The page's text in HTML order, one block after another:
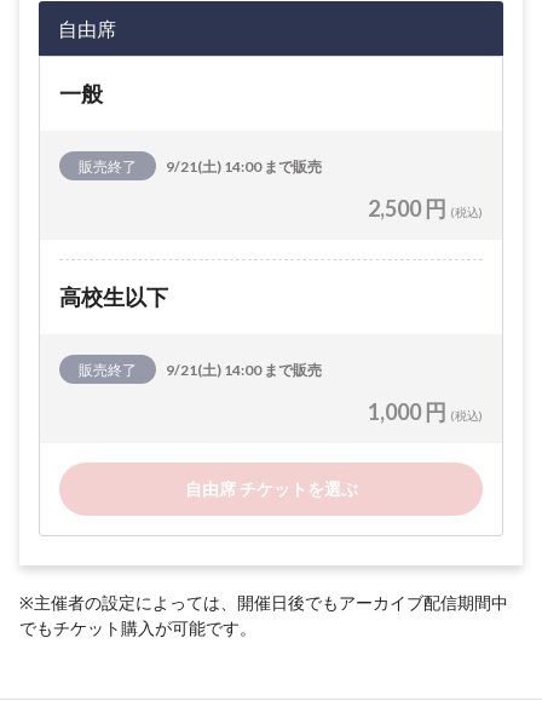
自由席
一般
販売終了 9/21(土) 14:00 まで販売
2,500 円 (税込)
高校生以下
販売終了 9/21(土) 14:00 まで販売
1,000 円 (税込)
自由席 チケットを選ぶ
※主催者の設定によっては、開催日後でもアーカイブ配信期間中
でもチケット購入が可能です。